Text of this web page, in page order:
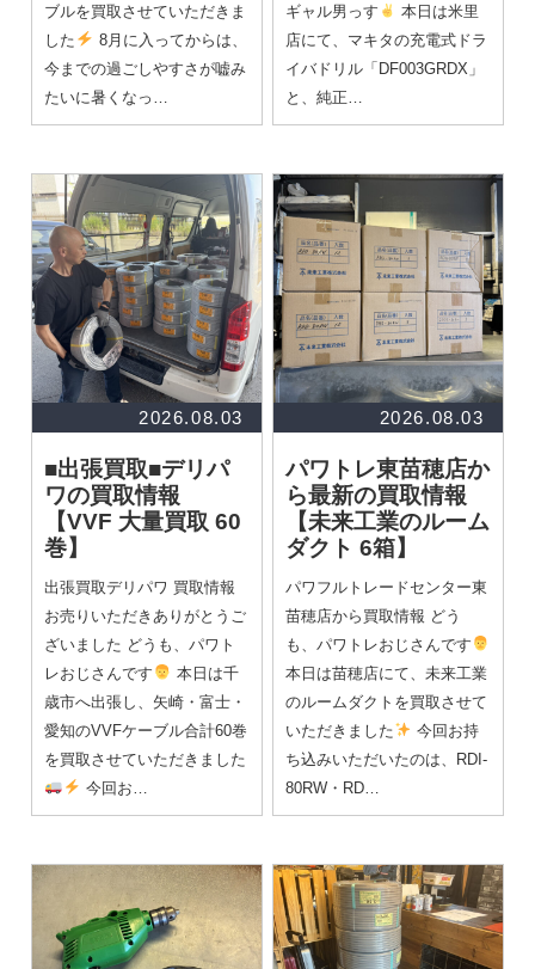
ブルを買取させていただきま
した
8月に入ってからは、
今までの過ごしやすさが嘘み
たいに暑くなっ…
ギャル男っす
本日は米里
店にて、マキタの充電式ドラ
イバドリル「DF003GRDX」
と、純正…
2026.08.03
■出張買取■デリパ
ワの買取情報
【VVF 大量買取 60
巻】
出張買取デリパワ 買取情報
お売りいただきありがとうご
ざいました どうも、パワト
レおじさんです
本日は千
歳市へ出張し、矢崎・富士・
愛知のVVFケーブル合計60巻
を買取させていただきました
今回お…
2026.08.03
パワトレ東苗穂店か
ら最新の買取情報
【未来工業のルーム
ダクト 6箱】
パワフルトレードセンター東
苗穂店から買取情報 どう
も、パワトレおじさんです
本日は苗穂店にて、未来工業
のルームダクトを買取させて
いただきました
今回お持
ち込みいただいたのは、RDI-
80RW・RD…